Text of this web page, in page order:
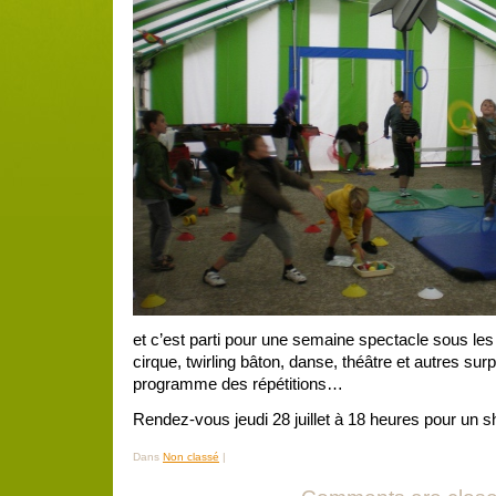
et c’est parti pour une semaine spectacle sous
cirque, twirling bâton, danse, théâtre et autres
programme des répétitions…
Rendez-vous jeudi 28 juillet à 18 heures pour un
Dans Non classé |